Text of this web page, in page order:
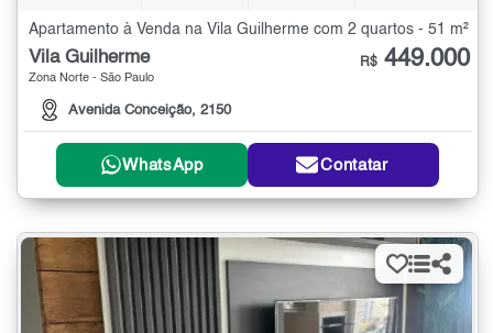
Apartamento à Venda na Vila Guilherme com 2 quartos - 51 m²
Vila Guilherme
Zona Norte - São Paulo
Avenida Conceição, 2150
R$ 449.000
WhatsApp Contatar